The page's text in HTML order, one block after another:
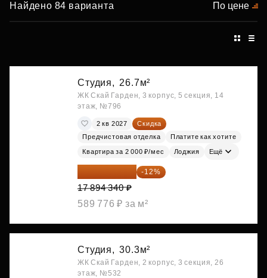
Найдено 84 варианта По цене
Студия, 26.7м²
ЖК Скай Гарден, 3 корпус, 5 секция, 14
этаж, №796
2 кв 2027
Скидка
Предчистовая отделка
Платите как хотите
Квартира за 2 000 ₽/мес Лоджия Ещё
15 747 019 ₽ -12%
17 894 340 ₽
589 776 ₽ за м²
Студия, 30.3м²
ЖК Скай Гарден, 2 корпус, 3 секция, 26
этаж, №532